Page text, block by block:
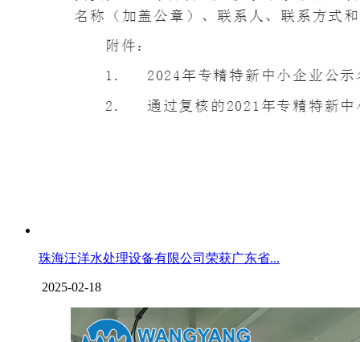
珠海汪洋水处理设备有限公司荣获广东省...
2025-02-18